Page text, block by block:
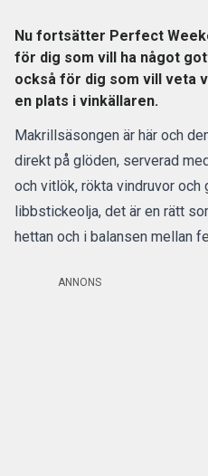
Nu fortsätter Perfect
för dig som vill ha något
också för dig som vill veta
en plats i vinkällaren.
Makrillsäsongen är här och
direkt på glöden, serverad
och vitlök, rökta vindruvor och
libbstickeolja, det är en rätt
hettan och i balansen mellan
ANNONS